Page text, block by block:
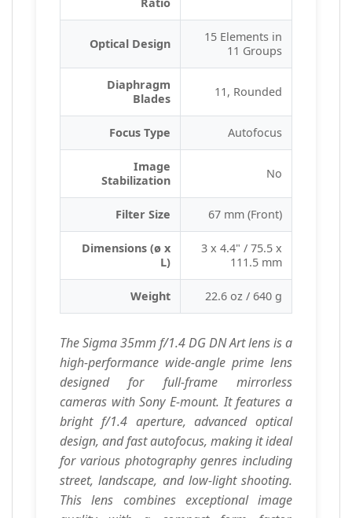
Optical Design
15 Elements in
11 Groups
Diaphragm
Blades
11, Rounded
Focus Type Autofocus
Image
Stabilization
No
Filter Size 67 mm (Front)
Dimensions (ø x
L)
3 x 4.4" / 75.5 x
111.5 mm
Weight 22.6 oz / 640 g
The Sigma 35mm f/1.4 DG DN Art lens is a
high-performance wide-angle prime lens
designed for full-frame mirrorless
cameras with Sony E-mount. It features a
bright f/1.4 aperture, advanced optical
design, and fast autofocus, making it ideal
for various photography genres including
street, landscape, and low-light shooting.
This lens combines exceptional image